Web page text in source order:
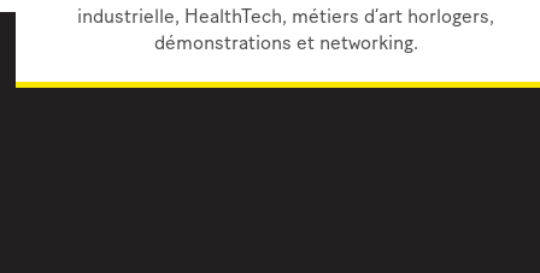
industrielle, HealthTech, métiers d’art horlogers,
démonstrations et networking.